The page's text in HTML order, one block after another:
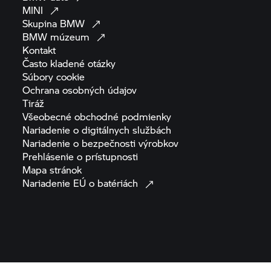
MINI
Skupina BMW
BMW múzeum
Kontakt
Často kladenéotázky
Súborycookie
Ochrana osobných údajov
Tiráž
Všeobecné obchodné podmienky
Nariadenie o digitálnychslužbách
Nariadenie o bezpečnostivýrobkov
Prehlásenie o prístupnosti
Mapastránok
Nariadenie EÚ o batériách